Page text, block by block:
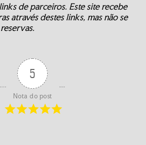
de parceiros. Este site recebe
através destes links, mas não se
5
Nota do post